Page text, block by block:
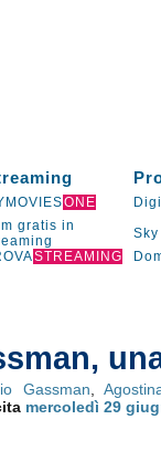
ONE
gratis in
Sky
STREAMING
Gassman ,
mercoledì 29